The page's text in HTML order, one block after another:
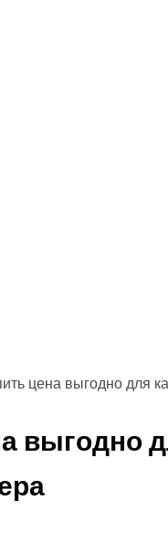
цена выгодно для
выгодно